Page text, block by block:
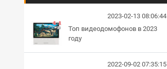
2023-02-13 08:06:44
Топ видеодомофонов в 2023
году
2022-09-02 07:35:15